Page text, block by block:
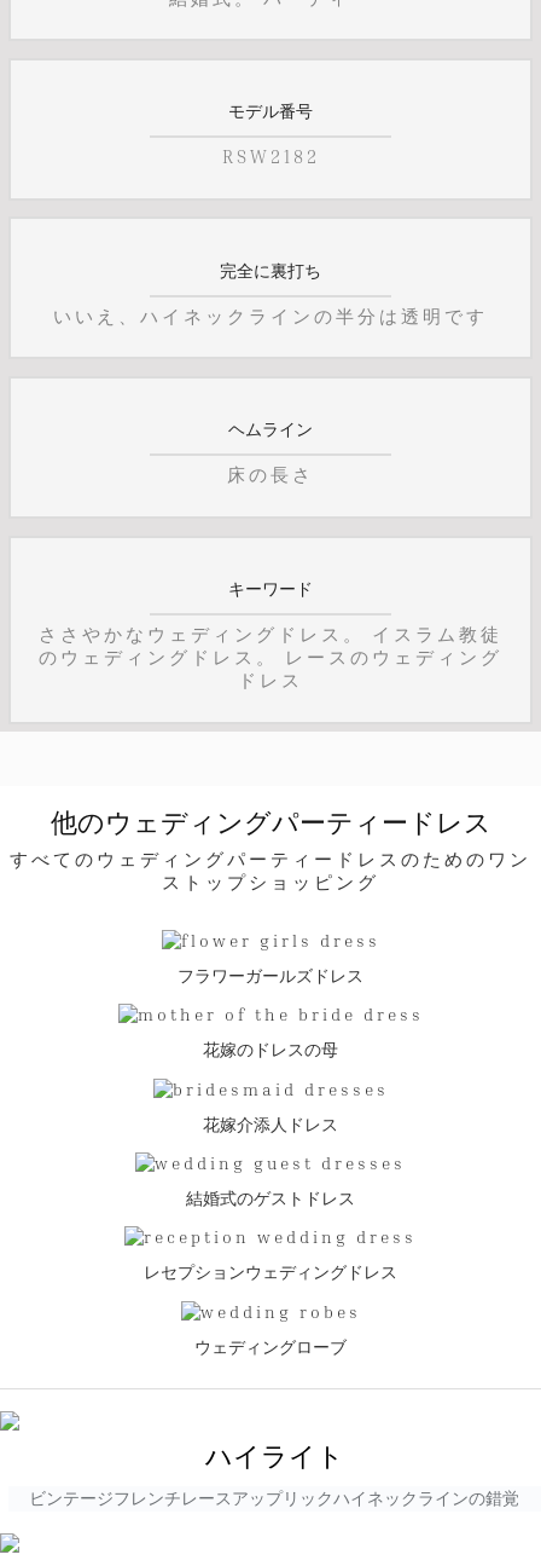
モデル番号
RSW2182
完全に裏打ち
いいえ、ハイネックラインの半分は透明です
ヘムライン
床の長さ
キーワード
ささやかなウェディングドレス。 イスラム教徒
のウェディングドレス。 レースのウェディング
ドレス
他のウェディングパーティードレス
すべてのウェディングパーティードレスのためのワン
ストップショッピング
フラワーガールズドレス
花嫁のドレスの母
花嫁介添人ドレス
結婚式のゲストドレス
レセプションウェディングドレス
ウェディングローブ
ハイライト
ビンテージフレンチレースアップリックハイネックラインの錯覚